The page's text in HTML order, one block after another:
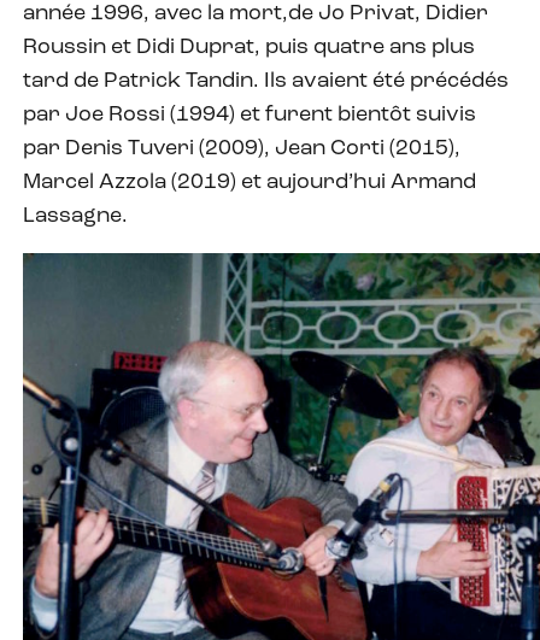
année 1996, avec la mort,de Jo Privat, Didier
Roussin et Didi Duprat, puis quatre ans plus
tard de Patrick Tandin. Ils avaient été précédés
par Joe Rossi (1994) et furent bientôt suivis
par Denis Tuveri (2009), Jean Corti (2015),
Marcel Azzola (2019) et aujourd’hui Armand
Lassagne.